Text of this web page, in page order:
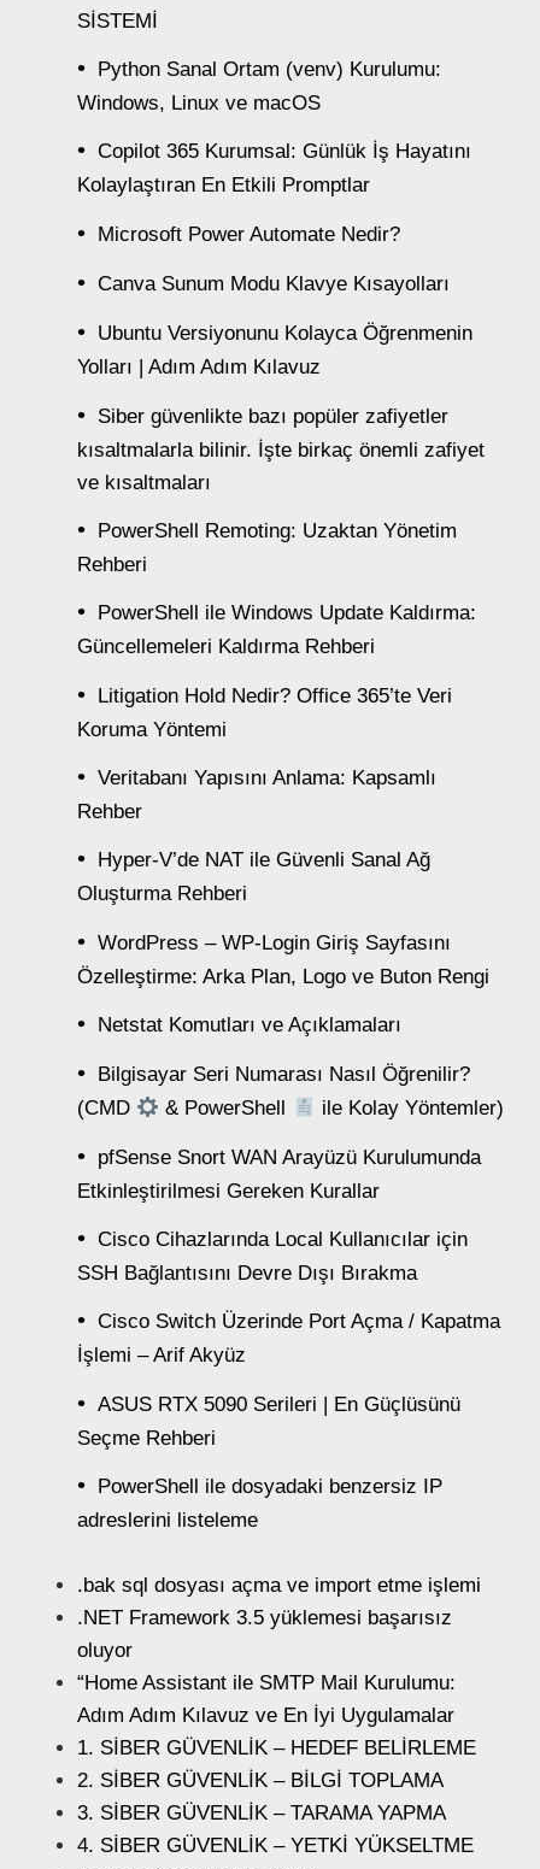
SİSTEMİ
Python Sanal Ortam (venv) Kurulumu:
Windows, Linux ve macOS
Copilot 365 Kurumsal: Günlük İş Hayatını
Kolaylaştıran En Etkili Promptlar
Microsoft Power Automate Nedir?
Canva Sunum Modu Klavye Kısayolları
Ubuntu Versiyonunu Kolayca Öğrenmenin
Yolları | Adım Adım Kılavuz
Siber güvenlikte bazı popüler zafiyetler
kısaltmalarla bilinir. İşte birkaç önemli zafiyet
ve kısaltmaları
PowerShell Remoting: Uzaktan Yönetim
Rehberi
PowerShell ile Windows Update Kaldırma:
Güncellemeleri Kaldırma Rehberi
Litigation Hold Nedir? Office 365’te Veri
Koruma Yöntemi
Veritabanı Yapısını Anlama: Kapsamlı
Rehber
Hyper-V’de NAT ile Güvenli Sanal Ağ
Oluşturma Rehberi
WordPress – WP-Login Giriş Sayfasını
Özelleştirme: Arka Plan, Logo ve Buton Rengi
Netstat Komutları ve Açıklamaları
Bilgisayar Seri Numarası Nasıl Öğrenilir?
(CMD
& PowerShell ile Kolay Yöntemler)
pfSense Snort WAN Arayüzü Kurulumunda
Etkinleştirilmesi Gereken Kurallar
Cisco Cihazlarında Local Kullanıcılar için
SSH Bağlantısını Devre Dışı Bırakma
Cisco Switch Üzerinde Port Açma / Kapatma
İşlemi – Arif Akyüz
ASUS RTX 5090 Serileri | En Güçlüsünü
Seçme Rehberi
PowerShell ile dosyadaki benzersiz IP
adreslerini listeleme
.bak sql dosyası açma ve import etme işlemi
.NET Framework 3.5 yüklemesi başarısız
oluyor
“Home Assistant ile SMTP Mail Kurulumu:
Adım Adım Kılavuz ve En İyi Uygulamalar
1. SİBER GÜVENLİK – HEDEF BELİRLEME
2. SİBER GÜVENLİK – BİLGİ TOPLAMA
3. SİBER GÜVENLİK – TARAMA YAPMA
4. SİBER GÜVENLİK – YETKİ YÜKSELTME